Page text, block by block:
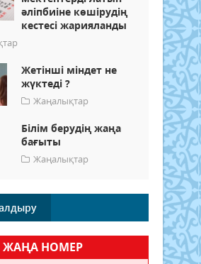
әліпбиіне көшірудің
кестесі жарияланды
Жетінші міндет не
жүктеді ?
Жаңалықтар
Білім берудің жаңа
бағыты
Жаңалықтар
ЖАҢА НОМЕР